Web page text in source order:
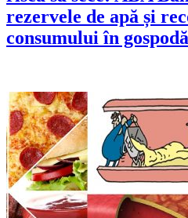
rezervele de apă și
consumului în